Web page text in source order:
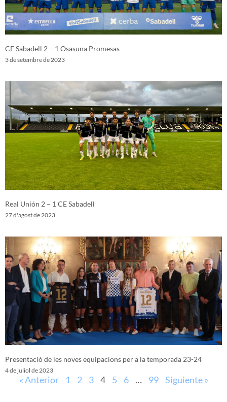
CE Sabadell 2 – 1 Osasuna Promesas
3 de setembre de 2023
Real Unión 2 – 1 CE Sabadell
27 d'agost de 2023
Presentació de les noves equipacions per a la temporada 23-24
4 de juliol de 2023
« Anterior 1 2 3 4 5 6 … 99 Siguiente »